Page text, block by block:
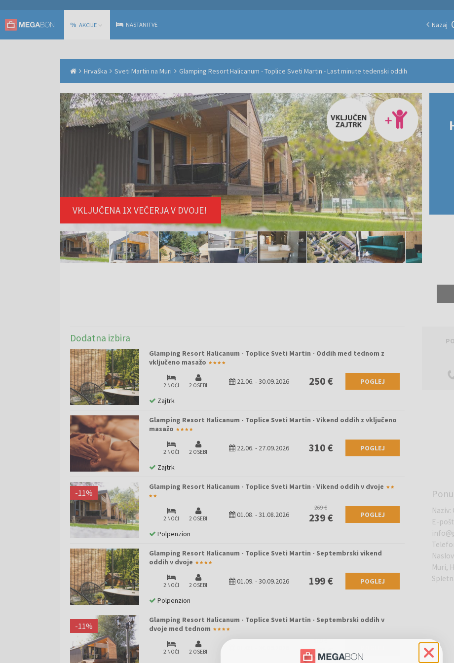
% AKCIJE NASTANITVE Nazaj
Hrvaška Sveti Martin na Muri Glamping Resort Halicanum - Toplice Sveti Martin - Last minute tedenski oddih
VKLJUČENA 1X VEČERJA V DVOJE!
Dodatna izbira
Glamping Resort Halicanum - Toplice Sveti Martin - Oddih med tednom z
vključeno masažo
2 NOČI 2 OSEBI 22.06. -30.09.2026 250 € POGLEJ
Zajtrk
Glamping Resort Halicanum - Toplice Sveti Martin - Vikend oddih z vključeno
masažo
2 NOČI 2 OSEBI 22.06. - 27.09.2026 310 € POGLEJ
Zajtrk
Glamping Resort Halicanum - Toplice Sveti Martin - Vikend oddih v dvoje
-11%
2 NOČI 2 OSEBI 01.08. -31.08.2026
269 €
239 € POGLEJ
Polpenzion
Glamping Resort Halicanum - Toplice Sveti Martin - Septembrski vikend
oddih v dvoje
2 NOČI 2 OSEBI 01.09. -30.09.2026 199 € POGLEJ
Polpenzion
Glamping Resort Halicanum - Toplice Sveti Martin - Septembrski oddih v
dvoje med tednom
-11%
2 NOČI 2 OSEBI
189 €
169 €
Naziv:
E-
Naslov
Muri,